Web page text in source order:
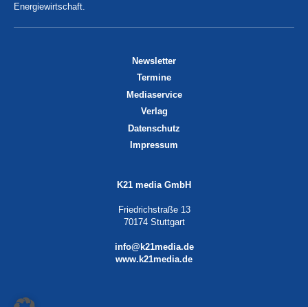
Energiewirtschaft.
Newsletter
Termine
Mediaservice
Verlag
Datenschutz
Impressum
K21 media GmbH
Friedrichstraße 13
70174 Stuttgart
info@k21media.de
www.k21media.de